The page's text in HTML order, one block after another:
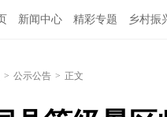
新闻中心 精彩专题 乡村振
> 公示公告 > 正文